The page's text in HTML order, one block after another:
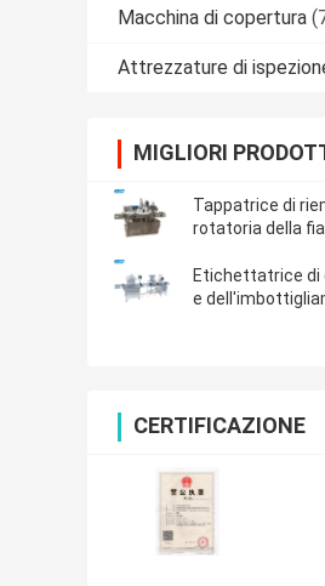
Macchina di copertura
Attrezzature di
MIGLIORI
Tappatrice di
rotatoria della
Etichettatrice di
e
CERTIFICAZIONE